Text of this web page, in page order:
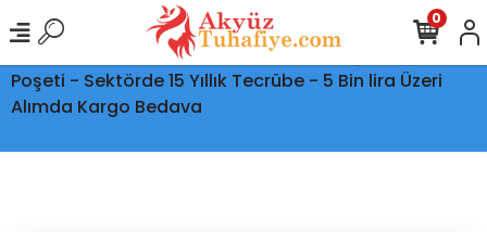
Ptt Kargo İle Tüm Türkiye'ye Teslimat - Şeffaf Kargo
Poşeti - Sektörde 15 Yıllık Tecrübe - 5 Bin lira Üzeri
Alımda Kargo Bedava
0